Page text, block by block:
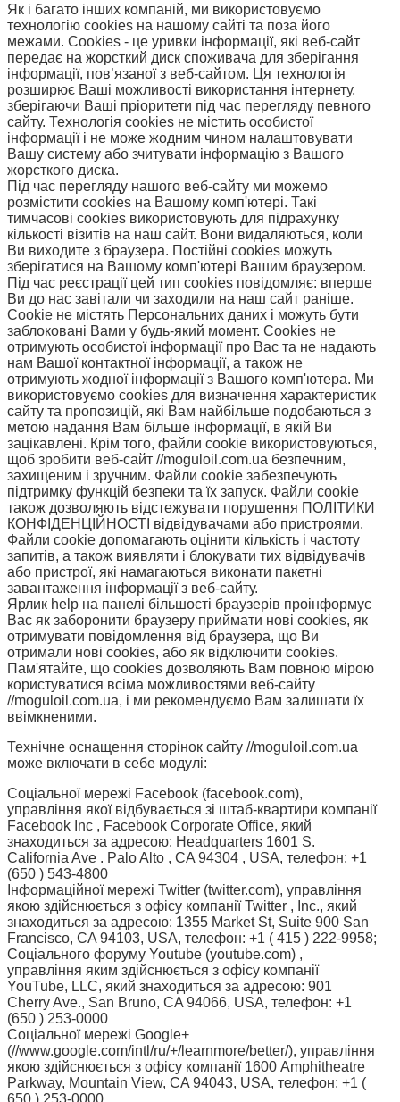
Як і багато інших компаній, ми використовуємо
технологію cookies на нашому сайті та поза його
межами. Cookies - це уривки інформації, які веб-сайт
передає на жорсткий диск споживача для зберігання
інформації, пов’язаної з веб-сайтом. Ця технологія
розширює Ваші можливості використання інтернету,
зберігаючи Ваші пріоритети під час перегляду певного
сайту. Технологія cookies не містить особистої
інформації і не може жодним чином налаштовувати
Вашу систему або зчитувати інформацію з Вашого
жорсткого диска.
Під час перегляду нашого веб-сайту ми можемо
розмістити cookies на Вашому комп'ютері. Такі
тимчасові cookies використовують для підрахунку
кількості візитів на наш сайт. Вони видаляються, коли
Ви виходите з браузера. Постійні cookies можуть
зберігатися на Вашому комп'ютері Вашим браузером.
Під час реєстрації цей тип cookies повідомляє: вперше
Ви до нас завітали чи заходили на наш сайт раніше.
Cookie не містять Персональних даних і можуть бути
заблоковані Вами у будь-який момент. Сookies не
отримують особистої інформації про Вас та не надають
нам Вашої контактної інформації, а також не
отримують жодної інформації з Вашого комп'ютера. Ми
використовуємо cookies для визначення характеристик
сайту та пропозицій, які Вам найбільше подобаються з
метою надання Вам більше інформації, в якій Ви
зацікавлені. Крім того, файли cookie використовуються,
щоб зробити веб-сайт //moguloil.com.ua безпечним,
захищеним і зручним. Файли cookie забезпечують
підтримку функцій безпеки та їх запуск. Файли cookie
також дозволяють відстежувати порушення ПОЛІТИКИ
КОНФІДЕНЦІЙНОСТІ відвідувачами або пристроями.
Файли cookie допомагають оцінити кількість і частоту
запитів, а також виявляти і блокувати тих відвідувачів
або пристрої, які намагаються виконати пакетні
завантаження інформації з веб-сайту.
Ярлик help на панелі більшості браузерів проінформує
Вас як заборонити браузеру приймати нові cookies, як
отримувати повідомлення від браузера, що Ви
отримали нові cookies, або як відключити cookies.
Пам'ятайте, що cookies дозволяють Вам повною мірою
користуватися всіма можливостями веб-сайту
//moguloil.com.ua, і ми рекомендуємо Вам залишати їх
ввімкненими.
Технічне оснащення сторінок сайту //moguloil.com.ua
може включати в себе модулі:
Соціальної мережі Facebook (facebook.com),
управління якої відбувається зі штаб-квартири компанії
Facebook Inc , Facebook Corporate Office, який
знаходиться за адресою: Headquarters 1601 S.
California Ave . Palo Alto , CA 94304 , USA, телефон: +1
(650 ) 543-4800
Інформаційної мережі Twitter (twitter.com), управління
якою здійснюється з офісу компанії Twitter , Inc., який
знаходиться за адресою: 1355 Market St, Suite 900 San
Francisco, CA 94103, USA, телефон: +1 ( 415 ) 222-9958;
Соціального форуму Youtube (youtube.com) ,
управління яким здійснюється з офісу компанії
YouTube, LLC, який знаходиться за адресою: 901
Cherry Ave., San Bruno, CA 94066, USA, телефон: +1
(650 ) 253-0000
Соціальної мережі Google+
(//www.google.com/intl/ru/+/learnmore/better/), управління
якою здійснюється з офісу компанії 1600 Amphitheatre
Parkway, Mountain View, CA 94043, USA, телефон: +1 (
650 ) 253-0000.